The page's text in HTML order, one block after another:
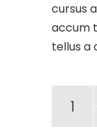
cursus
accum
tellus a